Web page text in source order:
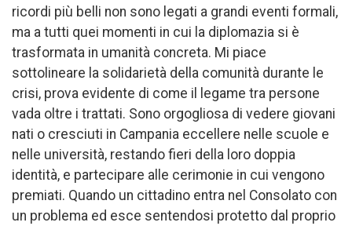
ricordi più belli non sono legati a grandi eventi formali,
ma a tutti quei momenti in cui la diplomazia si è
trasformata in umanità concreta. Mi piace
sottolineare la solidarietà della comunità durante le
crisi, prova evidente di come il legame tra persone
vada oltre i trattati. Sono orgogliosa di vedere giovani
nati o cresciuti in Campania eccellere nelle scuole e
nelle università, restando fieri della loro doppia
identità, e partecipare alle cerimonie in cui vengono
premiati. Quando un cittadino entra nel Consolato con
un problema ed esce sentendosi protetto dal proprio